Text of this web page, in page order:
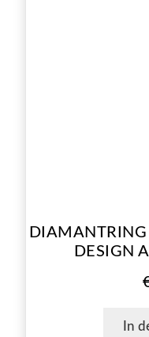
DESIGN
In